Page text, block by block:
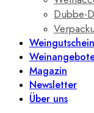
Dubbe-
Magazin
Newsletter
Über uns